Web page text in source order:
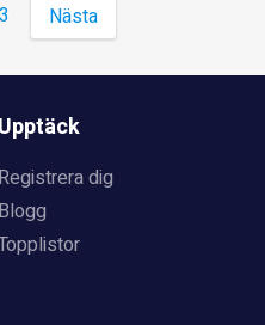
3 Nästa
Upptäck
Registrera dig
Blogg